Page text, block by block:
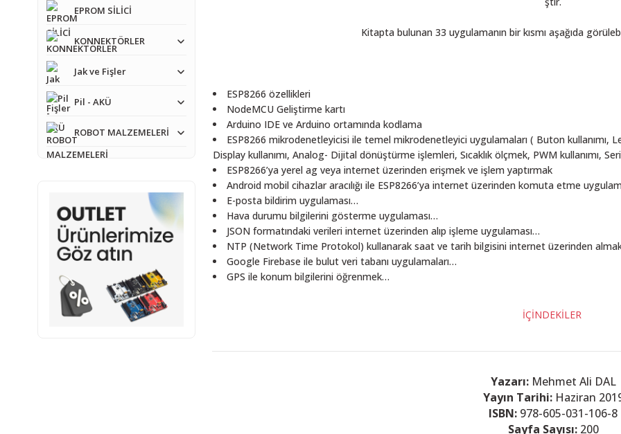
EPROM SİLİCİ
KONNEKTÖRLER
Jak ve Fişler
Pil - AKÜ
ROBOT MALZEMELERİ
Kitapta bulunan 33 uygulamanın bir kısmı a­şağıda
ESP8266 özellikleri
NodeMCU Geli­ştirme kartı
Arduino IDE ve Arduino ortamında kodlama
ESP8266 mikrodenetleyicisi ile temel mikrodenetleyici uygulamaları ( Buton kullanımı,
Display kullanımı, Analog- Dijital dönü­ştürme iş­lemleri, Sıcaklık ölçmek, PWM kullanımı,
ESP8266’ya yerel ag veya internet üzerinden eriş­mek ve i­şlem yaptırmak
Android mobil cihazlar aracılığı ile ESP8266’ya internet üzerinden komuta etme
E-posta bildirim uygulaması…
Hava durumu bilgilerini gösterme uygulaması…
JSON formatındaki verileri internet üzerinden alıp i­şleme uygulaması…
NTP (Network Time Protokol) kullanarak saat ve tarih bilgisini internet üzerinden
Google Firebase ile bulut veri tabanı uygulamaları…
GPS ile konum bilgilerini öğrenmek…
İÇİNDEKİLER
Yazarı:Mehmet Ali DAL
Yayın Tarihi:Haziran
ISBN: 978-605-031-106-8
Sayfa Sayısı:200